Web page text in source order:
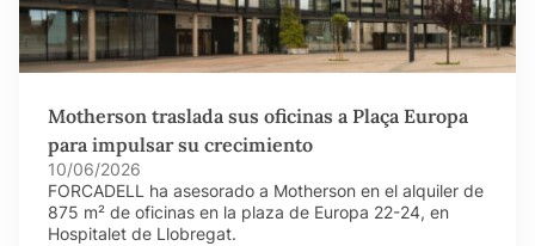
Motherson traslada sus oficinas a Plaça Europa
para impulsar su crecimiento
10/06/2026
FORCADELL ha asesorado a Motherson en el alquiler de
875 m² de oficinas en la plaza de Europa 22-24, en
Hospitalet de Llobregat.